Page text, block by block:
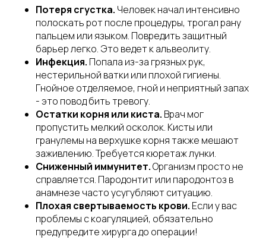
Потеря сгустка. Человек начал интенсивно
полоскать рот после процедуры, трогал рану
пальцем или языком. Повредить защитный
барьер легко. Это ведет к альвеолиту.
Инфекция. Попала из-за грязных рук,
нестерильной ватки или плохой гигиены.
Гнойное отделяемое, гной и неприятный запах
- это повод бить тревогу.
Остатки корня или киста. Врач мог
пропустить мелкий осколок. Кисты или
гранулемы на верхушке корня также мешают
заживлению. Требуется кюретаж лунки.
Сниженный иммунитет.Организм просто не
справляется. Пародонтит или пародонтоз в
анамнезе часто усугубляют ситуацию.
Плохая свертываемость крови. Если у вас
проблемы с коагуляцией, обязательно
предупредите хирурга до операции!